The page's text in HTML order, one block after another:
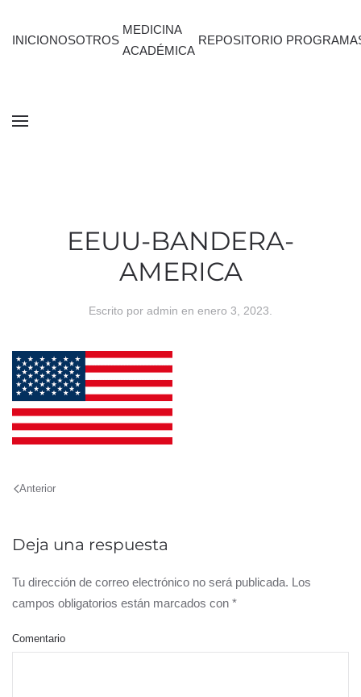
INICIONOSOTROS
MEDICINA
ACADÉMICA
REPOSITORIO
EEUU-BANDERA-
AMERICA
Escrito por admin en enero 3, 2023
Anterior
Deja una respuesta
Tu dirección de correo electrónico no será publicada. Los
campos obligatorios están marcados con *
Comentario